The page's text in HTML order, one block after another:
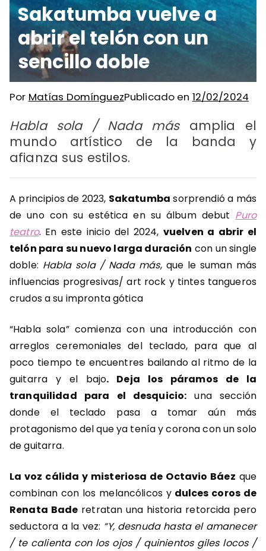
Sakatumba vuelve a
abrir el telón con un
sencillo doble
Por Matías DomínguezPublicado en 12/02/2024
Habla sola / Nada másamplia el
mundo artístico de la banda y
afianza sus estilos.
A principios de 2023, Sakatumba sorprendió a más
de uno con su estética en su álbum debut Puro
teatro. En este inicio del 2024, vuelven a abrir el
telón para su nuevo larga duración con un single
doble: Habla sola / Nada más, que le suman más
influencias progresivas/ art rock y tintes tangueros
crudos a su impronta gótica
“Habla sola” comienza con una introducción con
arreglos ceremoniales del teclado, para que al
poco tiempo te encuentres bailando al ritmo de la
guitarra y el bajo. Deja los páramos de la
tranquilidad para el desquicio: una sección
donde el teclado pasa a tomar aún más
protagonismo del que ya tenía y corona con un solo
de guitarra.
La voz cálida y misteriosa de Octavio Báez que
combinan con los melancólicos ydulces coros de
Renata Bade retratan una historia retorcida pero
seductora a la vez: “Y, desnuda hasta el amanecer
/ te calienta con los ojos / quinientos giles locos /